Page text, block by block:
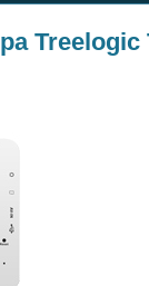
Treelogic